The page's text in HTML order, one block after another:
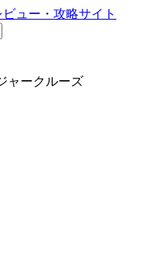
ャークルーズ